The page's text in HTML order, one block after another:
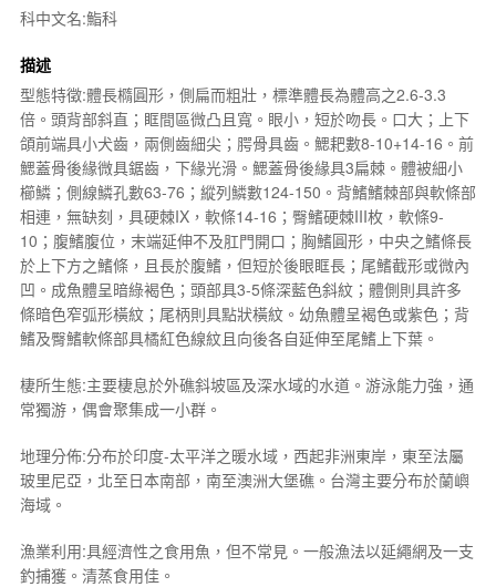
科中文名:鮨科
描述
型態特徵:體長橢圓形，側扁而粗壯，標準體長為體高之2.6-3.3
倍。頭背部斜直；眶間區微凸且寬。眼小，短於吻長。口大；上下
頜前端具小犬齒，兩側齒細尖；腭骨具齒。鰓耙數8-10+14-16。前
鰓蓋骨後緣微具鋸齒，下緣光滑。鰓蓋骨後緣具3扁棘。體被細小
櫛鱗；側線鱗孔數63-76；縱列鱗數124-150。背鰭鰭棘部與軟條部
相連，無缺刻，具硬棘IX，軟條14-16；臀鰭硬棘III枚，軟條9-
10；腹鰭腹位，末端延伸不及肛門開口；胸鰭圓形，中央之鰭條長
於上下方之鰭條，且長於腹鰭，但短於後眼眶長；尾鰭截形或微內
凹。成魚體呈暗綠褐色；頭部具3-5條深藍色斜紋；體側則具許多
條暗色窄弧形橫紋；尾柄則具點狀橫紋。幼魚體呈褐色或紫色；背
鰭及臀鰭軟條部具橘紅色線紋且向後各自延伸至尾鰭上下葉。
棲所生態:主要棲息於外礁斜坡區及深水域的水道。游泳能力強，通
常獨游，偶會聚集成一小群。
地理分佈:分布於印度-太平洋之暖水域，西起非洲東岸，東至法屬
玻里尼亞，北至日本南部，南至澳洲大堡礁。台灣主要分布於蘭嶼
海域。
漁業利用:具經濟性之食用魚，但不常見。一般漁法以延繩網及一支
釣捕獲。清蒸食用佳。